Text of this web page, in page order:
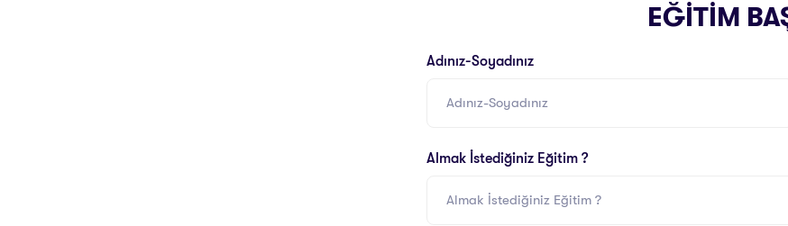
EĞİTİM
Adınız-Soyadınız
Almak İstediğiniz Eğitim ?